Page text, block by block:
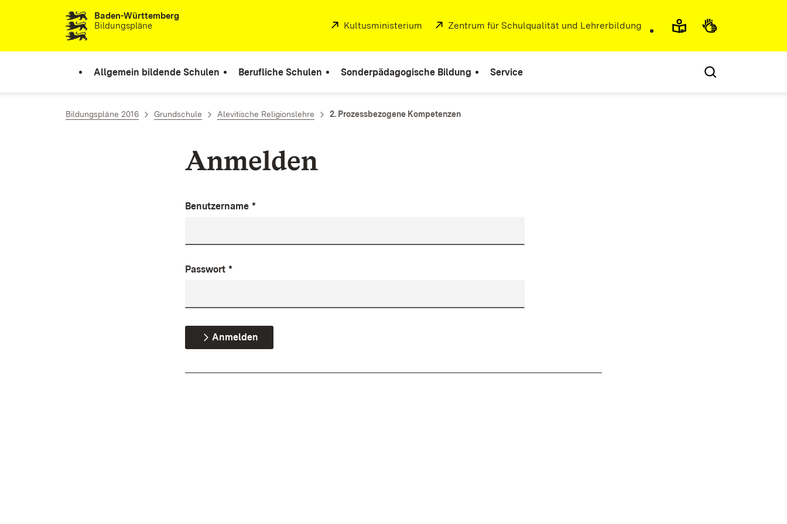
Zum Inhalt springenBaden-Württemberg
Bildungspläne
Extern:
Kultusministerium (Öffnet in neuem Fenster)
Extern:
Zentrum für Schulqualität und Lehrerbildung
Allgemein bildende Schulen Berufliche Schulen Sonderpädagogische Bildung Service
Bildungspläne 2016 Grundschule Alevitische Religionslehre 2. Prozessbezogene Kompetenzen
Anmelden
Benutzername *
Passwort *
Anmelden